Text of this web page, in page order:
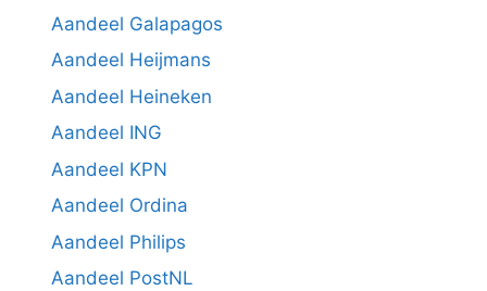
Aandeel Galapagos
Aandeel Heijmans
Aandeel Heineken
Aandeel ING
Aandeel KPN
Aandeel Ordina
Aandeel Philips
Aandeel PostNL